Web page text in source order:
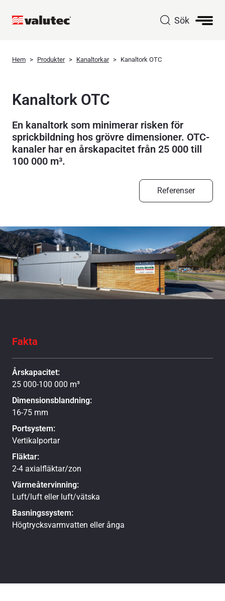
Sök
Hem Produkter Kanaltorkar Kanaltork OTC
Kanaltork OTC
En kanaltork som minimerar risken för
sprickbildning hos grövre dimensioner. OTC-
kanaler har en årskapacitet från 25 000 till
100 000 m³.
Referenser
Fakta
Årskapacitet:
25 000-100 000 m³
Dimensionsblandning:
16-75 mm
Portsystem:
Vertikalportar
Fläktar:
2-4 axialfläktar/zon
Värmeåtervinning:
Luft/luft eller luft/vätska
Basningssystem:
Högtrycksvarmvatten eller ånga